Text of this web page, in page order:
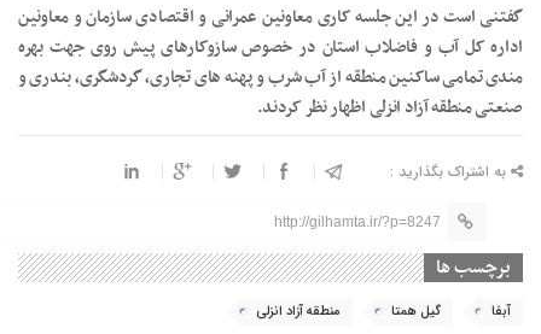
گفتنی است در این جلسه کاری معاونین عمرانی و اقتصادی سازمان و معاونین
اداره کل آب و فاضلاب استان در خصوص سازوکارهای پیش روی جهت بهره
مندی تمامی ساکنین منطقه از آب شرب و پهنه های تجاری، گردشگری، بندری و
صنعتی منطقه آزاد انزلی اظهار نظر کردند.
به اشتراک بگذارید :
http://gilhamta.ir/?p=8247
برچسب ها
آبفا گیل همتا منطقه آزاد انزلی